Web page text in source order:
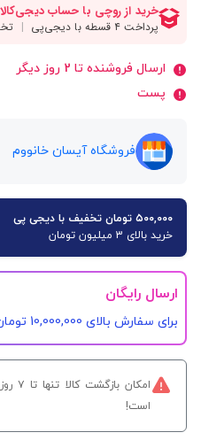
ارسال فروشنده تا 2 روز دیگر
پست
فروشگاه آیسان خانووم
۵۰۰,۰۰۰ تومان تخفیف با دیجی پی
خرید بالای 3 میلیون تومان
ارسال رایگان
برای سفارش‌ بالای 10,000,000 تومان
است!